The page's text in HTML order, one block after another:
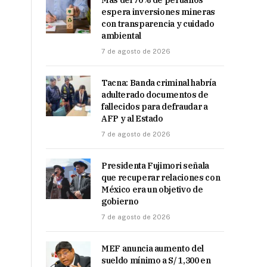
espera inversiones mineras
con transparencia y cuidado
ambiental
7 de agosto de 2026
Tacna: Banda criminal habría
adulterado documentos de
fallecidos para defraudar a
AFP y al Estado
7 de agosto de 2026
Presidenta Fujimori señala
que recuperar relaciones con
México era un objetivo de
gobierno
7 de agosto de 2026
MEF anuncia aumento del
sueldo mínimo a S/ 1,300 en